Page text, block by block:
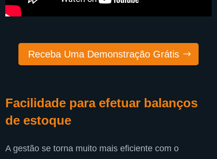
Receba Uma Demonstração Grátis
Facilidade para efetuar balanços
de estoque
A gestão se torna muito mais eficiente com o